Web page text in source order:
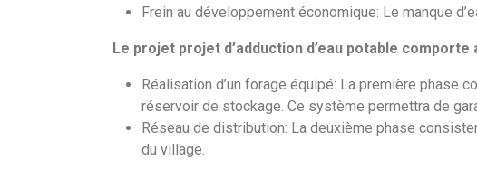
Frein au développement économique: Le manque
Le projet projet d’adduction d’eau potable comporte
Réalisation d’un forage équipé: La première phase
réservoir de stockage. Ce système permettra de
Réseau de distribution: La deuxième phase
du village.